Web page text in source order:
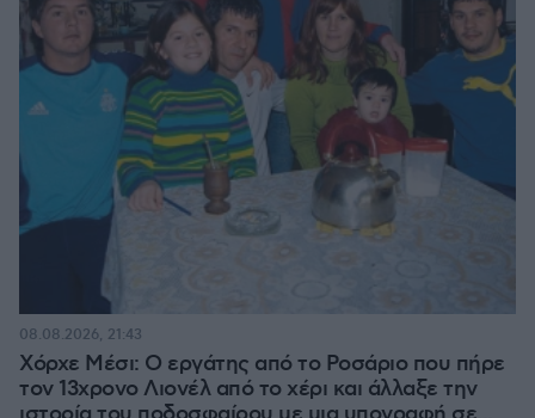
Χόρχε Μέσι: Ο εργάτης από το Ροσάριο που πήρε
τον 13χρονο Λιονέλ από το χέρι και άλλαξε την
08.08.2026, 21:43